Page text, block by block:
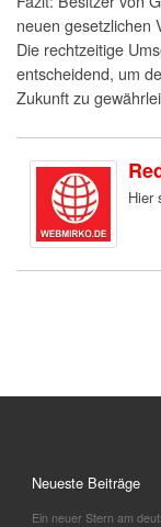
neuen gesetzlichen
Die rechtzeitige
entscheidend, um
Zukunft zu
Hier
Neueste Beiträge
Ein neuer Stern am